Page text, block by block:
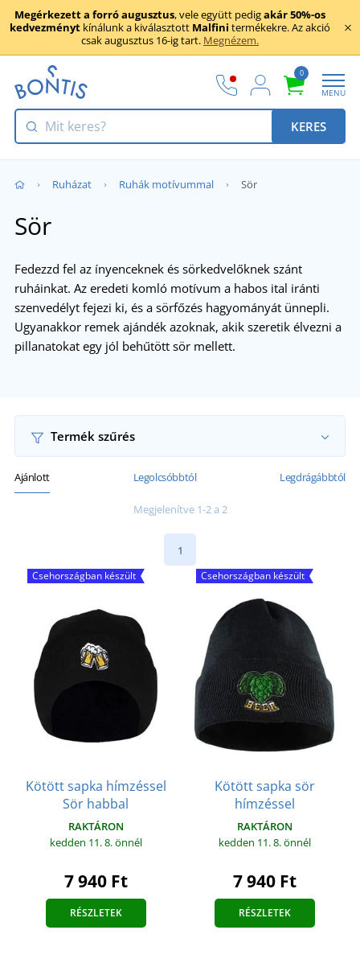
Megérkezett a forró augusztus, vele együtt pedigakár 50%-os
kedvezményt kínálunk a kiválasztott Malfini termékekre. Az akció
csak augusztus 16-ig tart. Megnézem.
0
MENU
KERES
Ruházat Ruhák motívummal Sör
Sör
Fedezzd fel az ínyenceknek és sörkedvelőknek szánt
ruháinkat. Az eredeti komló motívum a habos ital iránti
szenvedélyt fejezi ki, és a sörfőzés hagyományát ünnepli.
Ugyanakkor remek ajándék azoknak, akik szeretik élvezni a
pillanatokat egy jól behűtött sör mellett.
Termék szűrés
Ajánlott Legolcsóbbtól Legdrágábbtól
Megjelenítve 1-2 a 2
1
Csehországban készült
Kötött sapka hímzéssel
Sör habbal
RAKTÁRON
kedden 11. 8.önnél
7 940 Ft
RÉSZLETEK
Csehországban készült
Kötött sapka sör
hímzéssel
RAKTÁRON
kedden 11. 8.önnél
7 940 Ft
RÉSZLETEK